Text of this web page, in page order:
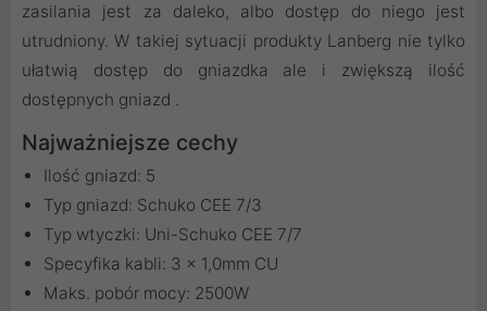
zasilania jest za daleko, albo dostęp do niego jest
utrudniony. W takiej sytuacji produkty Lanberg nie tylko
ułatwią dostęp do gniazdka ale i zwiększą ilość
dostępnych gniazd .
Najważniejsze cechy
Ilość gniazd: 5
Typ gniazd: Schuko CEE 7/3
Typ wtyczki: Uni-Schuko CEE 7/7
Specyfika kabli: 3 x 1,0mm CU
Maks. pobór mocy: 2500W